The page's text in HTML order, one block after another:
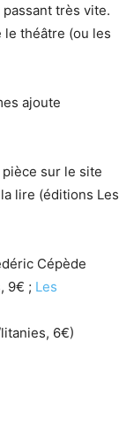
très vite.
le théâtre (ou les
ajoute
sur le site
lire (éditions Les
Cépède
9€ ; Les
6€)